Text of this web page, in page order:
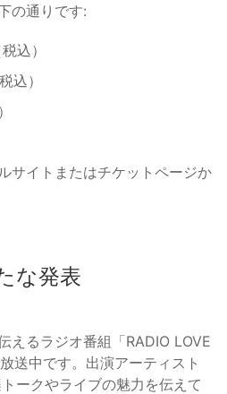
の通りです:
込）
込）
サイトまたはチケットページか
な発表
えるラジオ番組「RADIO LOVE
送中です。出演アーティスト
ークやライブの魅力を伝えて